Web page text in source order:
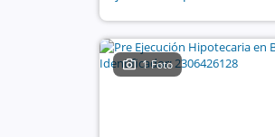
1 Foto